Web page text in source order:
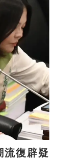
復辟疑